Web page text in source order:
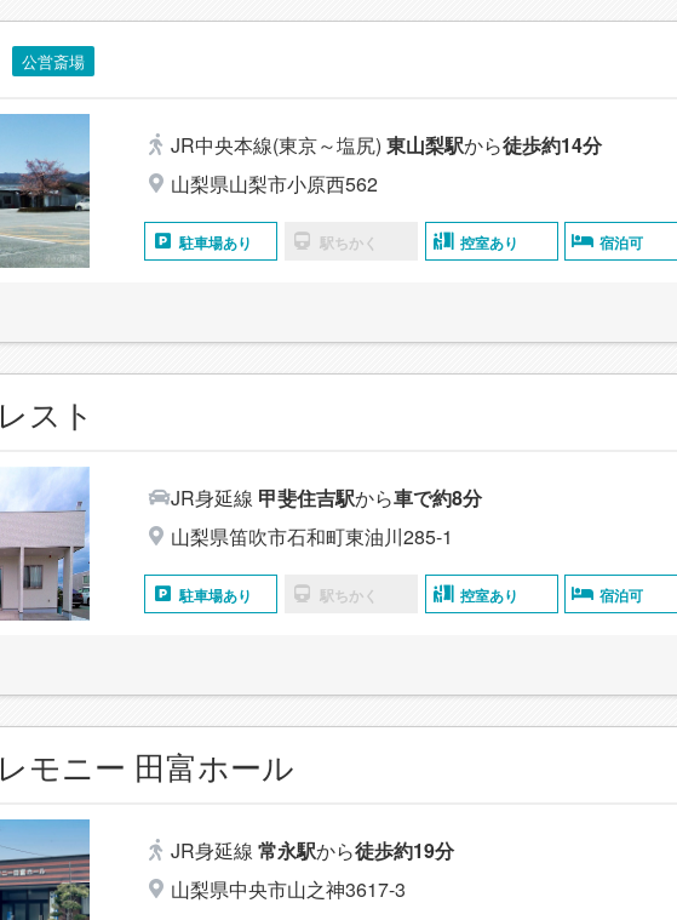
公営斎場
JR中央本線(東京～塩尻) 東山梨駅から徒歩約14分
山梨県山梨市小原西562
駐車場あり 駅ちかく 控室あり 宿泊可
スト
JR身延線 甲斐住吉駅から車で約8分
山梨県笛吹市石和町東油川285-1
駐車場あり 駅ちかく 控室あり 宿泊可
モニー 田富ホール
JR身延線 常永駅から徒歩約19分
山梨県中央市山之神3617-3